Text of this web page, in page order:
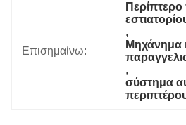
Επισημαίνω:
,
Μηχάνημα
,
σύστημα